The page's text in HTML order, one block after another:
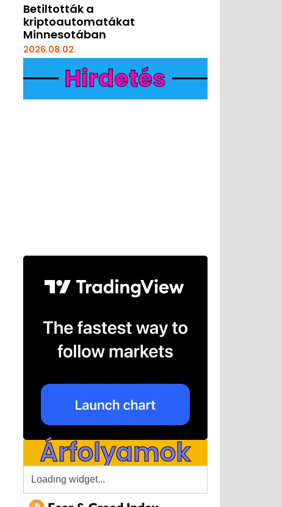
Betiltották a
kriptoautomatákat
Minnesotában
2026.08.02.
Hirdetés
Árfolyamok